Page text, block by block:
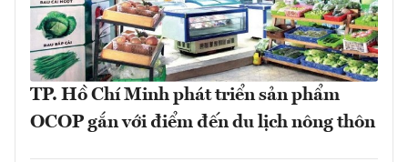
TP. Hồ Chí Minh phát triển sản phẩm
OCOP gắn với điểm đến du lịch nông thôn